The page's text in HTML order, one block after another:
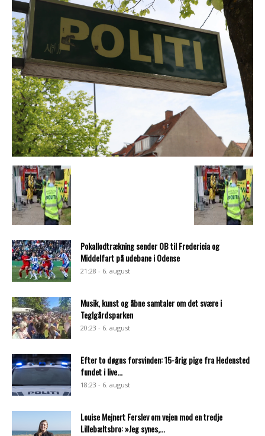
Pokallodtrækning sender OB til Fredericia og
Middelfart på udebane i Odense
21:28 - 6. august
Musik, kunst og åbne samtaler om det svære i
Teglgårdsparken
20:23 - 6. august
Efter to døgns forsvinden: 15-årig pige fra Hedensted
fundet i live...
18:23 - 6. august
Louise Mejnert Ferslev om vejen mod en tredje
Lillebæltsbro: »Jeg synes,...